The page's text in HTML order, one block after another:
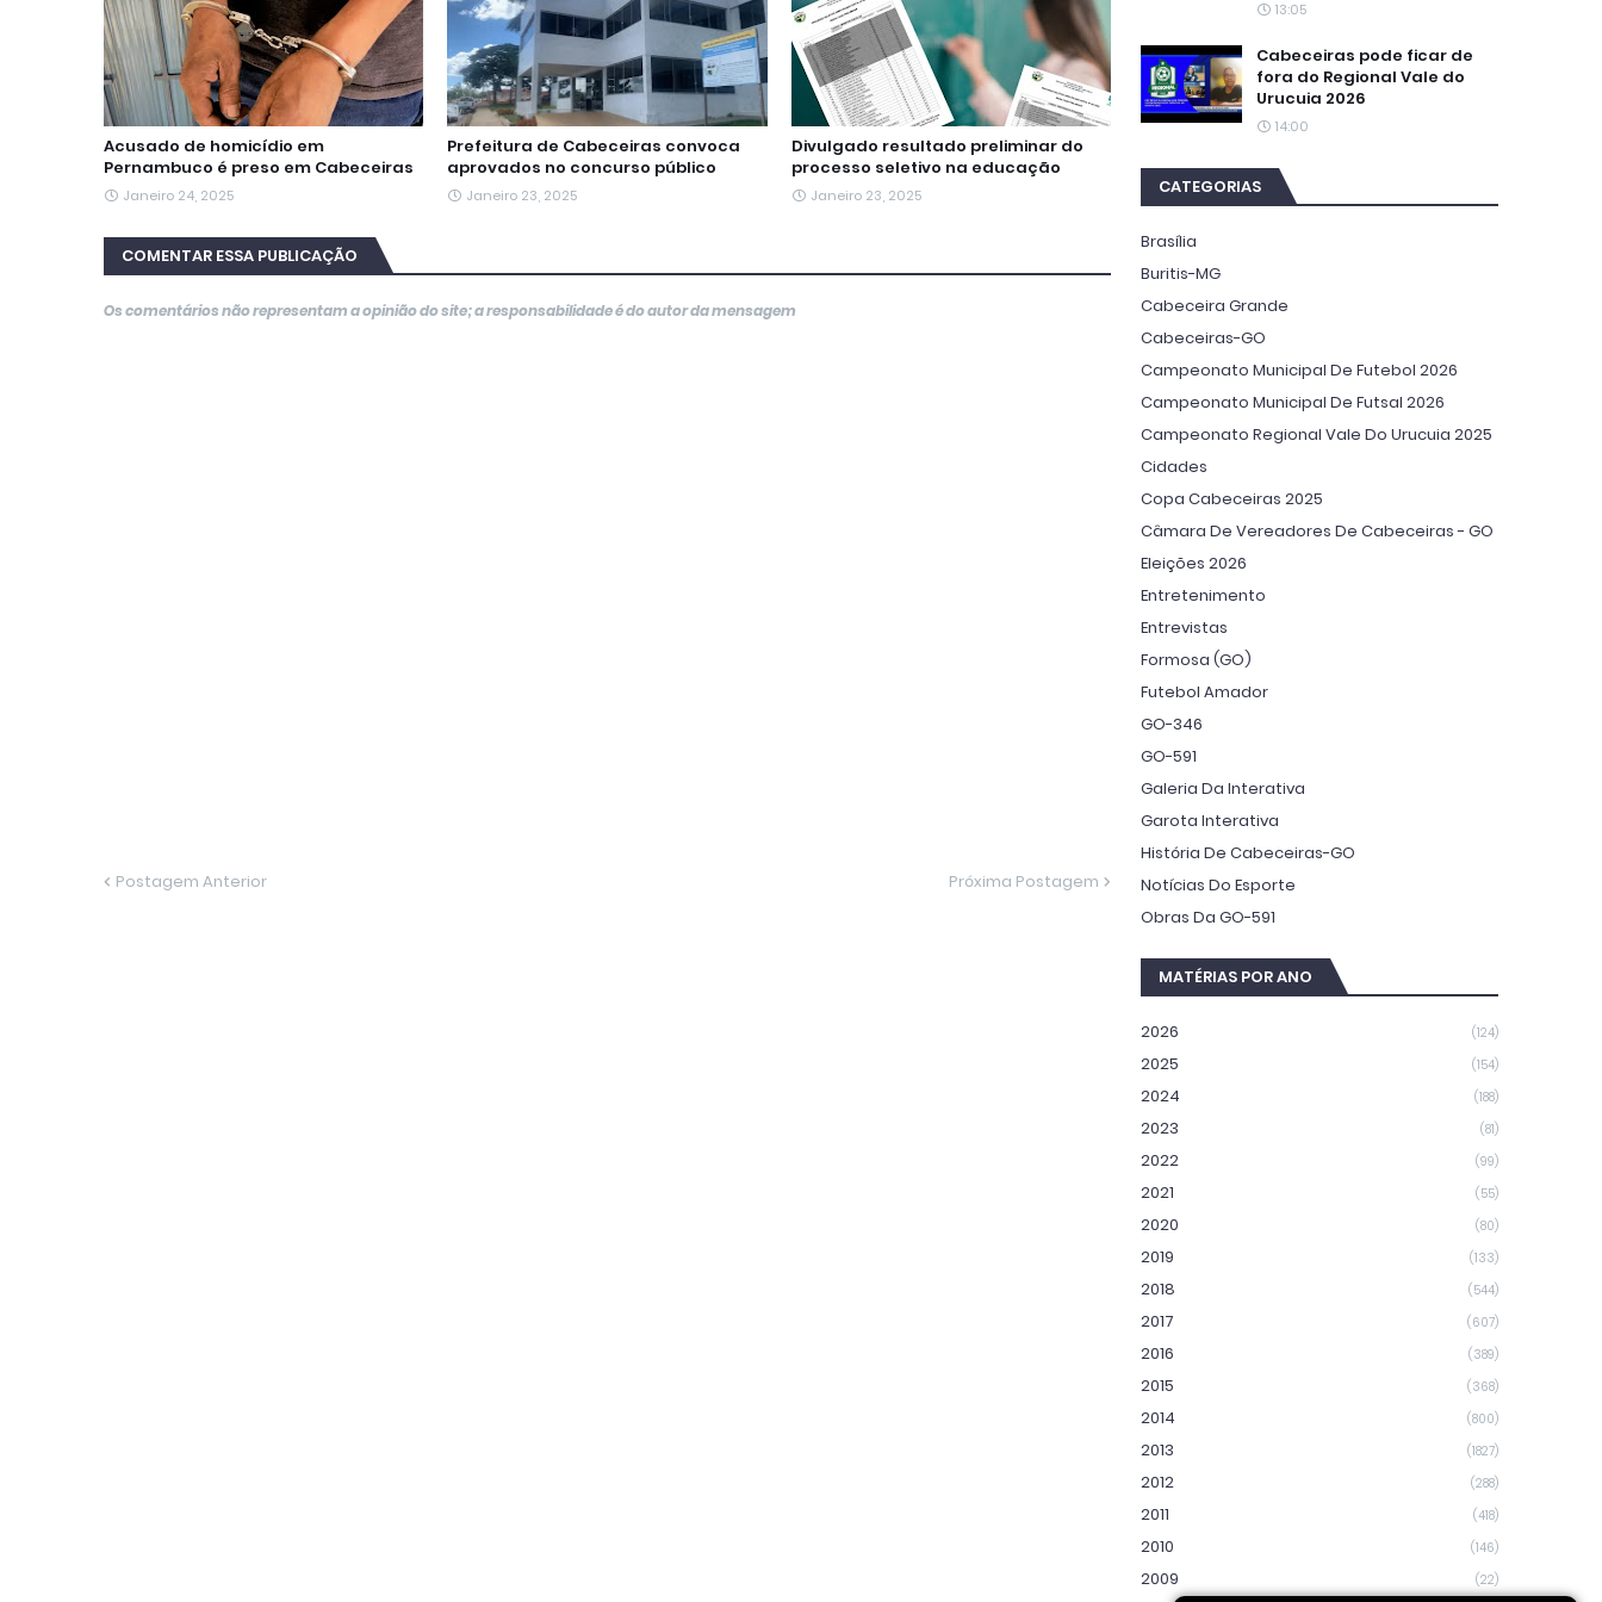
Acusado de homicídio em
Pernambuco é preso em Cabeceiras
Janeiro 24, 2025
Prefeitura de Cabeceiras convoca
aprovados no concurso público
Janeiro 23, 2025
Divulgado resultado preliminar do
processo seletivo na educação
Janeiro 23, 2025
COMENTAR ESSA PUBLICAÇÃO
Os comentários não representam a opinião do site; a responsabilidade é do autor da mensagem
Postagem Anterior Próxima Postagem
13:05
Cabeceiras pode ficar de
fora do Regional Vale do
Urucuia 2026
14:00
CATEGORIAS
Brasília
Buritis-MG
Cabeceira Grande
Cabeceiras-GO
Campeonato Municipal De Futebol 2026
Campeonato Municipal De Futsal 2026
Campeonato Regional Vale Do Urucuia 2025
Cidades
Copa Cabeceiras 2025
Câmara De Vereadores De Cabeceiras - GO
Eleições 2026
Entretenimento
Entrevistas
Formosa (GO)
Futebol Amador
GO-346
GO-591
Galeria Da Interativa
Garota Interativa
História De Cabeceiras-GO
Notícias Do Esporte
Obras Da GO-591
MATÉRIAS POR ANO
2026 (124)
2025 (154)
2024 (188)
2023 (81)
2022 (99)
2021 (55)
2020 (80)
2019 (133)
2018 (544)
2017 (607)
2016 (389)
2015 (368)
2014 (800)
2013 (1827)
2012 (288)
2011 (418)
2010 (146)
2009 (22)